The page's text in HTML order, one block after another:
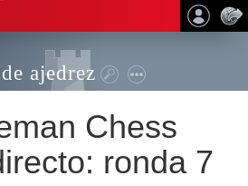
ajedrez
Chess
ronda 7